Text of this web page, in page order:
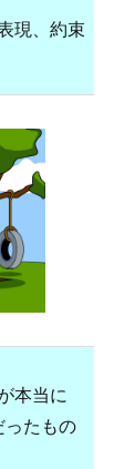
現、約束
本当に
ったもの